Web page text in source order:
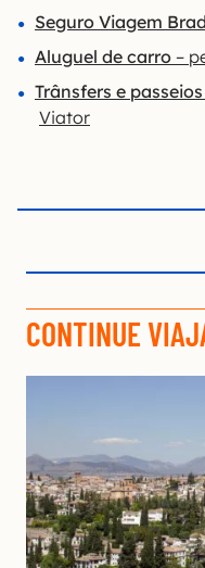
Seguro Viagem
Aluguel de carro –
Trânsfers e
Viator
CONTINUE